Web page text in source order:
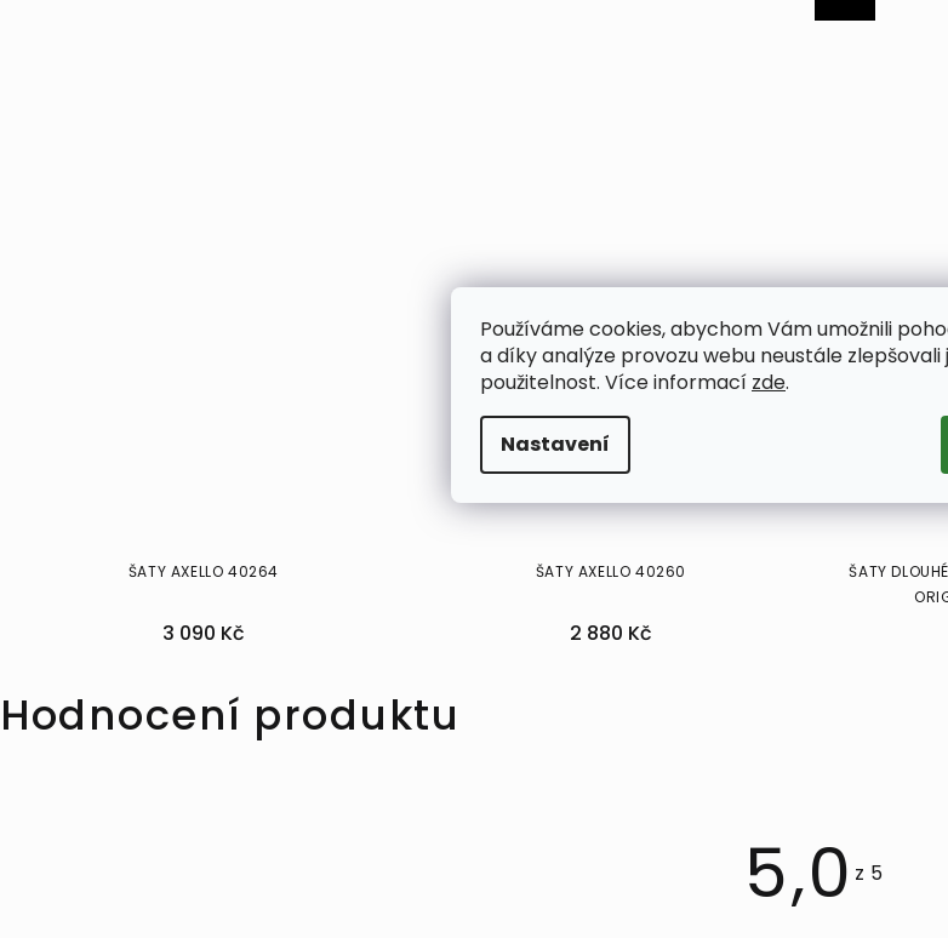
Používáme cookies, abychom Vám umožnili
a díky analýze provozu webu neustále zlepšovali
použitelnost. Více informací zde.
Nastavení
ŠATY AXELLO 40264
3 090 Kč
ŠATY AXELLO 40260
2 880 Kč
ŠATY
Hodnocení produktu
5,0